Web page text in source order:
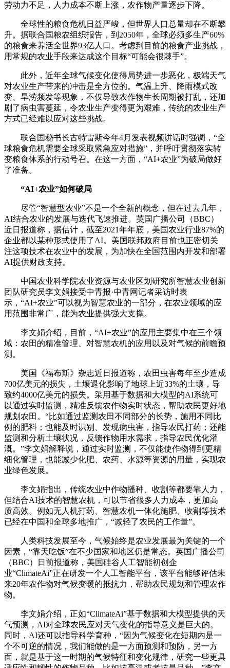
劳动力不足，人力成本不断上涨，农作物产量逐步下降。
全球性的粮食危机日益严峻，但世界人口总量却在不断攀
升。据联合国粮农组织报告，到2050年，全球必须多生产60%
的粮食来养活全世界93亿人口。考虑到目前的粮食产业挑战，
用常规的农业手段来达成这个目标“可能会很棘手”。
此外，近年全球气候变化使得局势进一步恶化，极端天气
对农业生产带来的冲击是全方位的。气温上升、降雨模式改
变、旱涝频发等现象，不仅导致农作物生长周期被打乱，还加
剧了病虫害蔓延，令农业生产变得更为艰难，传统的农业生产
方式已经难以应对这些挑战。
联合国秘书长古特雷斯今年4月发表视频讲话时强调，“全
球粮食危机需要全球采取紧急应对措施”，并呼吁贯彻落实转
变粮食体系的行动号召。在这一方面，“AI+农业”为破局做好
了准备。
“AI+农业”如何破局
尽管“智慧型农业”不是一个全新的概念，但在过去几年，
AI结合农业的发展与迭代飞速推进。英国广播公司（BBC）
近日报道称，据估计，截至2021年年底，美国农业行业87%的
企业都以某种形式使用了AI。美国联邦政府目前也正密切关
注这项技术在农业中的发展，为加快在全国范围内开发和部署
AI提供财政支持。
中国农业科学院农业资源与农业区划研究所智慧农业创新
团队研究员李文娟接受中青报·中青网记者采访时表
示，“AI+农业”可以视为智慧农业的一部分，在农业领域的应
用范围非常广，能为农业提供强大支撑。
李文娟介绍，目前，“AI+农业”的应用主要集中在三个领
域：农田的精准管理、对智慧农机的应用以及对气候的前瞻预
测。
美国《福布斯》杂志近日报道称，农田虫害每年至少造成
700亿美元的损失，土壤退化影响了地球上近33%的土壤，导
致约4000亿美元的损失。采用基于数据和大模型的AI系统可
以通过实时监测，精准反馈农作物实时状态，帮助农民更好地
规划农田。“比如通过监测农田不同部分的长势，施用不同比
例的肥料；也能及时识别、发现病虫害，指导农民打药；还能
监测和分析土壤状况，反馈作物用水需求，指导农民优化灌
溉。”李文娟解释说，通过实时监测，不仅能使作物得到更精
细化管理，也能减少化肥、农药、水源等资源的用量，实现农
业绿色发展。
李文娟指出，传统农业中作物播种、收割等都要靠人力，
但结合AI技术的智慧农机，可以节省很多人力成本，更加高
质高效。例如无人机打药、智慧农机一体化施肥、收割等技术
已经在中国和全球多地推广，“减轻了农民的工作量”。
人类科技发展至今，气候始终是农业发展最为关键的一个
因素，“靠天吃饭”在不少国家和地区仍是常态。英国广播公司
（BBC）日前报道称，美国硅谷人工智能初创企
业“ClimateAi”正在研发一个人工智能平台，该平台能够评估未
来20年农作物对气候变暖的抵抗力，帮助农民规划和管理农作
物。
李文娟介绍，正如“ClimateAi”基于数据和大模型提供的天
气预测，AI对全球农民应对天气变化的指导意义是巨大的。
同时，AI还可以指导科学育种，“因为气候变化在短期内是一
个不可逆的情况，我们能做的是一方面预测和预防，另一方
面，就是基于这一时期的气候特征和变化规律，研究一些更具